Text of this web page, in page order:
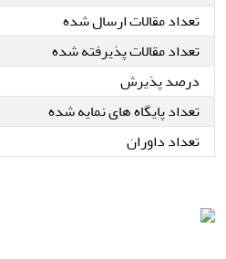
تعداد مقالات ارسال شده
تعداد مقالات پذیرفته شده
درصد پذیرش
تعداد پایگاه های نمایه شده
تعداد داوران